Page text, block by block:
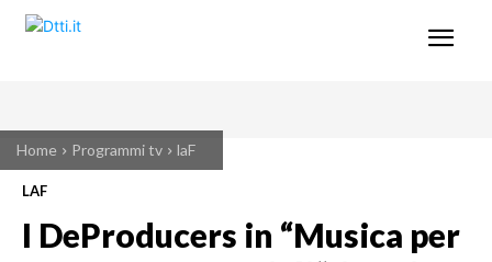
Home Programmi tv laF
LAF
I DeProducers in “Musica per